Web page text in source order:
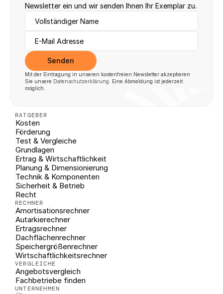
Newsletter ein und wir senden Ihnen Ihr Exemplar zu.
Senden
Mit der Eintragung in unseren kostenfreien Newsletter akzeptieren
Sie unsere Datenschutzerklärung . Eine Abmeldung ist jederzeit
möglich.
RATGEBER
Kosten
Förderung
Test & Vergleiche
Grundlagen
Ertrag & Wirtschaftlichkeit
Planung & Dimensionierung
Technik & Komponenten
Sicherheit & Betrieb
Recht
RECHNER
Amortisationsrechner
Autarkierechner
Ertragsrechner
Dachflächenrechner
Speichergrößenrechner
Wirtschaftlichkeitsrechner
VERGLEICHE
Angebotsvergleich
Fachbetriebe finden
UNTERNEHMEN